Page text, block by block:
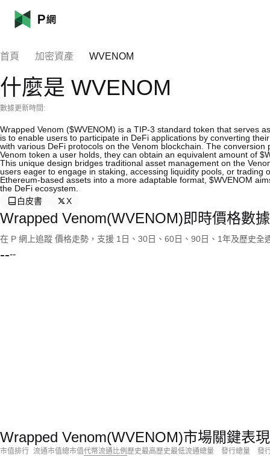
首頁 加密資產 WVENOM
什麼是 WVENOM
數據更新時間:
Wrapped Venom ($WVENOM) is a TIP-3 standard token that serves
is to enable users to participate in DeFi applications by converting
with various DeFi protocols on the Venom blockchain. The
Venom token a user holds, they can obtain an equivalent amount of
This unique design bridges traditional asset management on the
users eager to engage in staking, accessing liquidity pools, or
Ethereum-based assets into a more adaptable format, $WVENOM
the DeFi ecosystem.
白皮書
X
Wrapped Venom(WVENOM)即時價格數據
在 P 網上追蹤 價格走勢，支援 1日、30日、60日、90日、1年及歷史全
----
Wrapped Venom(WVENOM)市場關鍵表現
市值排行 流通市值總市值代幣流通比例 歷史最高歷史最低流通總量 發行總量 發